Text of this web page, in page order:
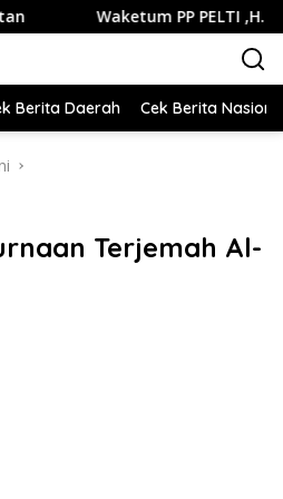
PP PELTI ,H. Anton
Berita Daerah Cek Berita
Terjemah Al-